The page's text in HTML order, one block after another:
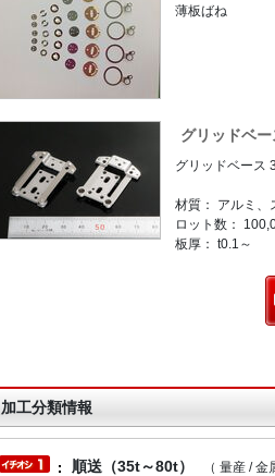
薄板ばね
グリッドベ
グリッドベース
材質： アルミ、
ロット数：
板厚： t0.1～
加工分類情報
順送（35t～80t） （ 量産 / 金